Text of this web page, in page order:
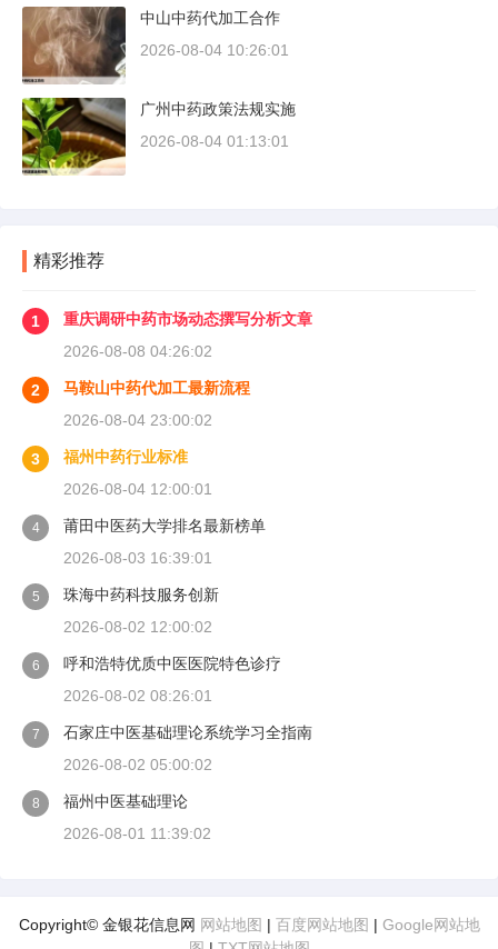
中山中药代加工合作
2026-08-04 10:26:01
广州中药政策法规实施
2026-08-04 01:13:01
精彩推荐
1
重庆调研中药市场动态撰写分析文章
2026-08-08 04:26:02
2
马鞍山中药代加工最新流程
2026-08-04 23:00:02
3
福州中药行业标准
2026-08-04 12:00:01
4
莆田中医药大学排名最新榜单
2026-08-03 16:39:01
5
珠海中药科技服务创新
2026-08-02 12:00:02
6
呼和浩特优质中医医院特色诊疗
2026-08-02 08:26:01
7
石家庄中医基础理论系统学习全指南
2026-08-02 05:00:02
8
福州中医基础理论
2026-08-01 11:39:02
Copyright© 金银花信息网 网站地图 | 百度网站地图 | Google网站地